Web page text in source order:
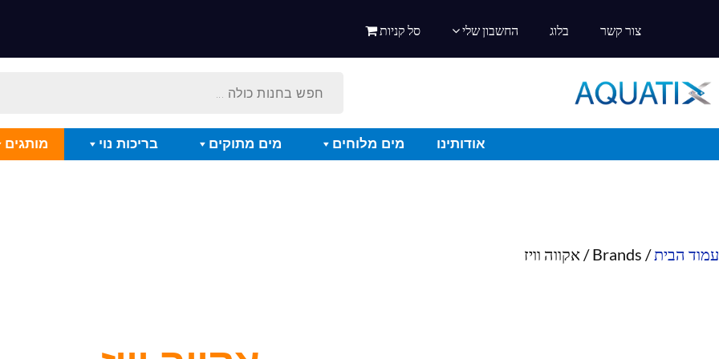
צור קשר בלוג החשבון שלי סל קניות
אודותינו מים מלוחים מים מתוקים בריכות נוי מותגים
עמוד הבית/ Brands / אקווה וויז